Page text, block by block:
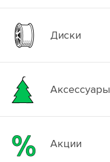
Диски
Аксессуары
Акции